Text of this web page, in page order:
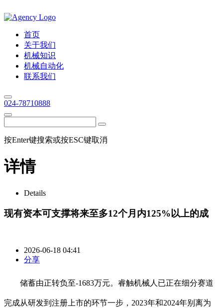
首页
关于我们
机械知识
机械自动化
联系我们
024-78710888
按Enter键搜索或按ESC键取消
详情
Details
现有资本可支撑将来至多12个月内125%以上的成
2026-06-18 04:41
分享
储蓄由正转负至-1683万元。睿触机械人已正在细分赛道
完成从研发到注册上市的环节一步，2023年和2024年别离为